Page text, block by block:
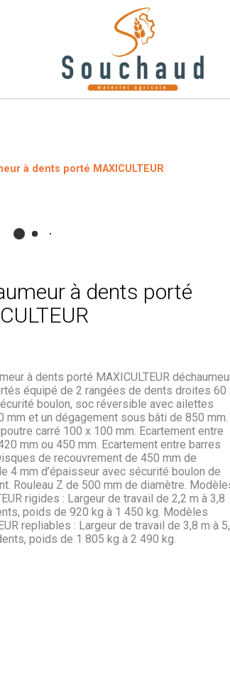
à dents porté MAXICULTEUR
à dents porté
à dents porté MAXICULTEUR
équipé de 2 rangées de dents droites 60
boulon, soc réversible avec ailettes
mm et un dégagement sous bâti de 850 mm.
carré 100 x 100 mm. Ecartement entre
mm ou 450 mm. Ecartement entre barres
de recouvrement de 450 mm de
4 mm d’épaisseur avec sécurité boulon de
Rouleau Z de 500 mm de diamètre.
rigides : Largeur de travail de 2,2 m à 3,8
poids de 920 kg à 1 450 kg. Modèles
repliables : Largeur de travail de 3,8 m à
poids de 1 805 kg à 2 490 kg.